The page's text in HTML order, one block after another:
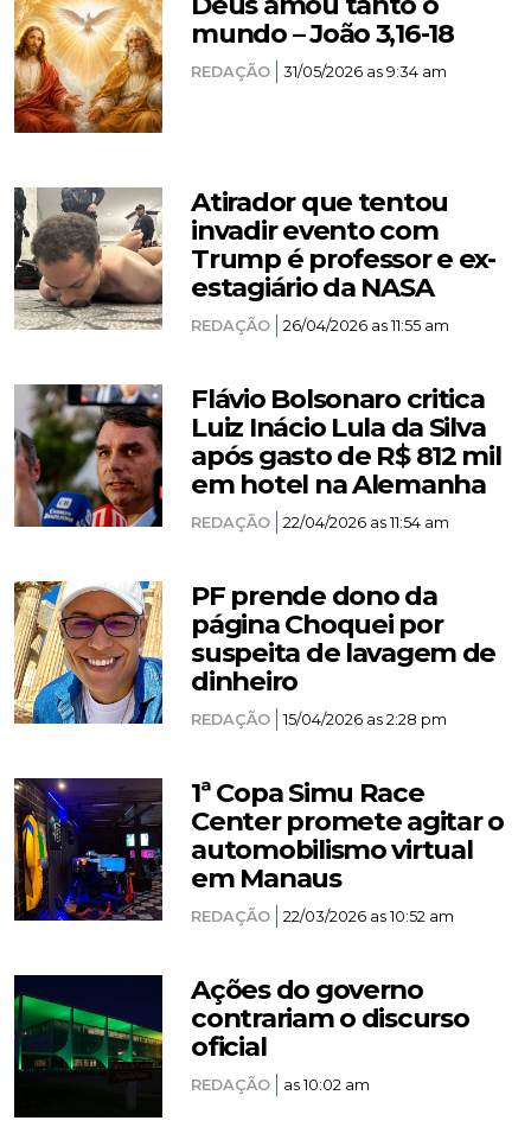
mundo – João 3,16-18
REDAÇÃO 31/05/2026 as 9:34 am
Atirador que tentou
invadir evento com
Trump é professor e ex-
estagiário da NASA
REDAÇÃO 26/04/2026 as 11:55 am
Flávio Bolsonaro critica
Luiz Inácio Lula da Silva
após gasto de R$ 812 mil
em hotel na Alemanha
REDAÇÃO 22/04/2026 as 11:54 am
PF prende dono da
página Choquei por
suspeita de lavagem de
dinheiro
REDAÇÃO 15/04/2026 as 2:28 pm
1ª Copa Simu Race
Center promete agitar o
automobilismo virtual
em Manaus
REDAÇÃO 22/03/2026 as 10:52 am
Ações do governo
contrariam o discurso
oficial
REDAÇÃO as 10:02 am